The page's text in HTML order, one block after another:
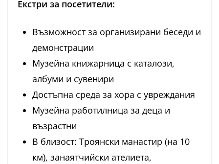
Екстри за посетители:
Възможност за организирани беседи и
демонстрации
Музейна книжарница с каталози,
албуми и сувенири
Достъпна среда за хора с увреждания
Музейна работилница за деца и
възрастни
В близост: Троянски манастир (на 10
км), занаятчийски ателиета,